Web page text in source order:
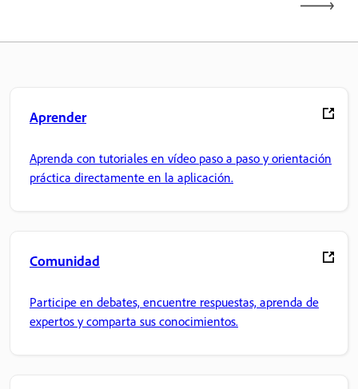
Aprender
Aprenda con tutoriales en vídeo paso a paso y orientación
práctica directamente en la aplicación.
Comunidad
Participe en debates, encuentre respuestas, aprenda de
expertos y comparta sus conocimientos.